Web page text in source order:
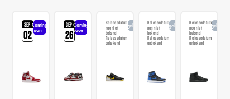
SEP
02
Coming
soon
SEP
26
Coming
soon
Releasedatum
nog niet
bekend
Releasedatum
onbekend
AangekondigdReleasedatum
nog niet
bekend
Releasedatum
onbekend
AangekondigdReleasedatum
nog niet
bekend
Releasedatum
onbekend